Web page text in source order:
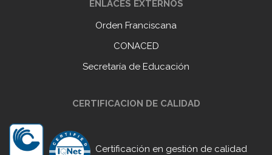
ENLACES EXTERNOS
Orden Franciscana
CONACED
Secretaría de Educación
CERTIFICACION DE CALIDAD
Certificación en gestión de calidad